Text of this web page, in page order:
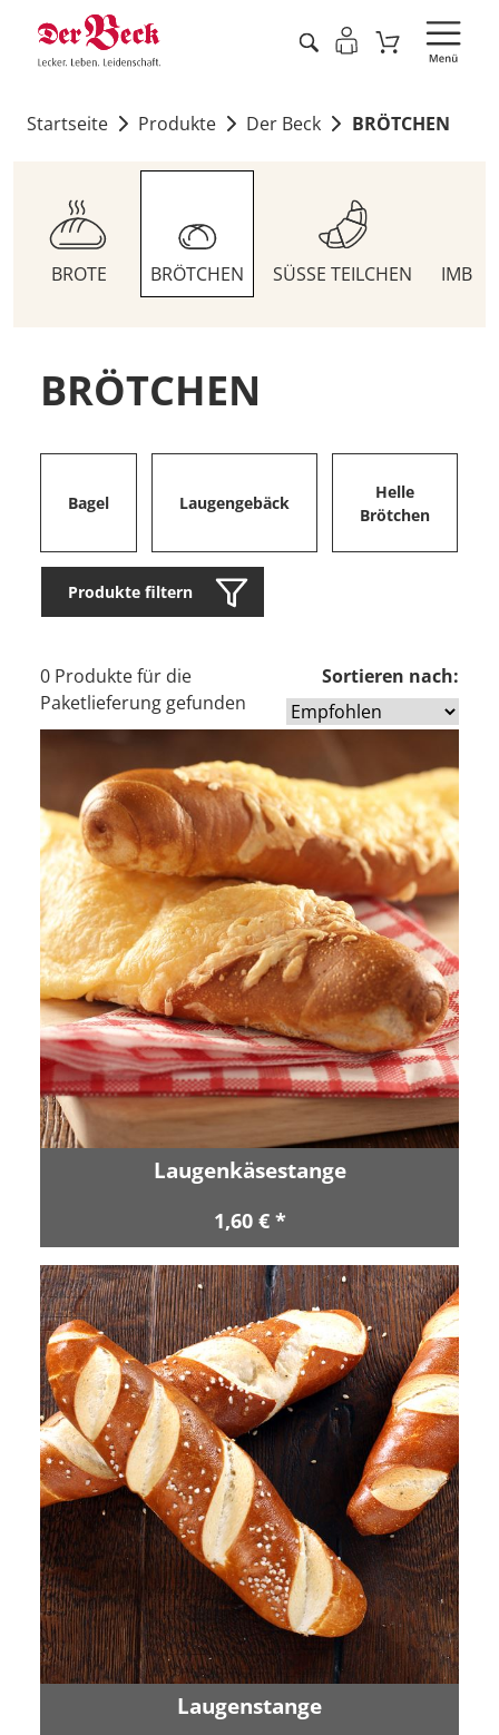
Startseite Produkte Der Beck BRÖTCHEN
BROTE BRÖTCHEN SÜSSE TEILCHEN
BRÖTCHEN
Bagel Laugengebäck
Helle
Brötchen
Produkte filtern
0 Produkte für die
Paketlieferung gefunden
Sortieren nach:
Laugenkäsestange
1,60 € *
Laugenstange